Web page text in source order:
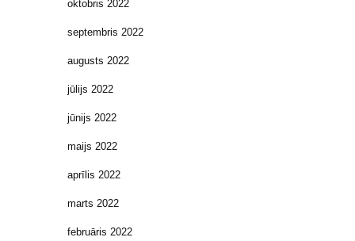
oktobris 2022
septembris 2022
augusts 2022
jūlijs 2022
jūnijs 2022
maijs 2022
aprīlis 2022
marts 2022
februāris 2022